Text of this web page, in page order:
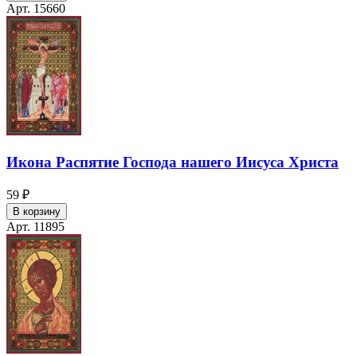
Арт. 15660
Икона Распятие Господа нашего Иисуса Христа
59 ₽
В корзину
Арт. 11895